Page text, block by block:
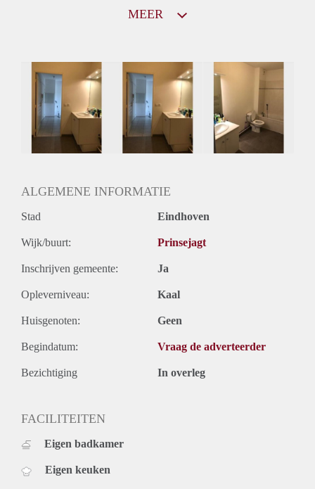
Huurtoeslag
Niet mogelijk
Inkomen eis
N.V.T.
Huurtermijn
Onbepaalde termijn
MEER
ALGEMENE INFORMATIE
Stad Eindhoven
Wijk/buurt: Prinsejagt
Inschrijven gemeente: Ja
Opleverniveau: Kaal
Huisgenoten: Geen
Begindatum: Vraag de adverteerder
Bezichtiging In overleg
FACILITEITEN
Eigen badkamer
Eigen keuken